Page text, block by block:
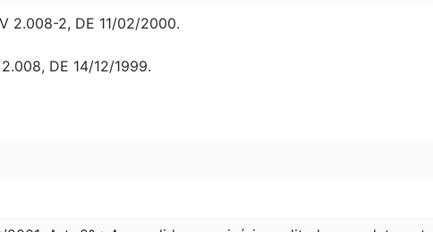
2.008-2, DE 11/02/2000.
2.008, DE 14/12/1999.